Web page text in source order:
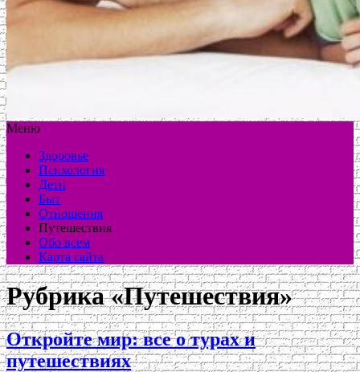
Меню
Здоровье
Психология
Дети
Быт
Отношения
Путешествия
Обо всем
Карта сайта
Рубрика «Путешествия»
Откройте мир: все о турах и
путешествиях